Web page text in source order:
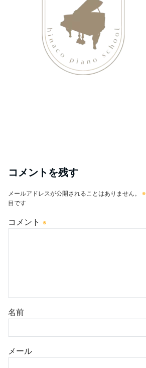
コメントを残す
メールアドレスが公開されることはありません。 ※
目です
コメント ※
名前
メール